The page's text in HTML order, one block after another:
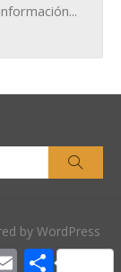
by WordPress
EmailCompartir